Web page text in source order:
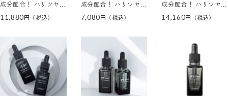
成分配合！ ハリツヤな
－ＳＮＡ 美容クリーム
11,880
成分配合！ ハリツヤ潤
粧水 ｉＰＳ－ＳＮＡロ
7,080
成分配合！ ハリツヤ潤
粧水 ｉＰＳ－ＳＮＡロ
14,160